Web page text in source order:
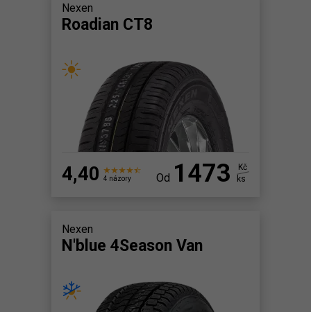
Nexen
Roadian CT8
4,40 4 názory Od 1473
Kč
ks
Nexen
N'blue 4Season Van